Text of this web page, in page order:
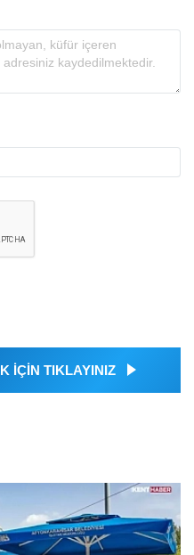
İÇİN TIKLAYINIZ